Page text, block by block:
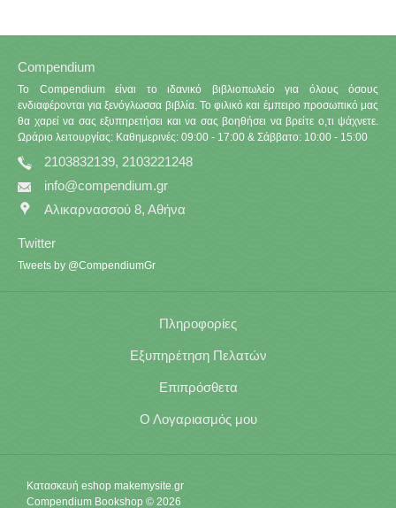
Compendium
Το Compendium είναι το ιδανικό βιβλιοπωλείο για όλους όσους
ενδιαφέρονται για ξενόγλωσσα βιβλία. Το φιλικό και έμπειρο προσωπικό μας
θα χαρεί να σας εξυπηρετήσει και να σας βοηθήσει να βρείτε ο,τι ψάχνετε.
Ωράριο λειτουργίας: Καθημερινές: 09:00 - 17:00 & Σάββατο: 10:00 - 15:00
2103832139, 2103221248
info@compendium.gr
Αλικαρνασσού 8, Αθήνα
Twitter
Tweets by @CompendiumGr
Πληροφορίες
Εξυπηρέτηση Πελατών
Επιπρόσθετα
Ο Λογαριασμός μου
Κατασκευή eshop makemysite.gr
Compendium Bookshop © 2026